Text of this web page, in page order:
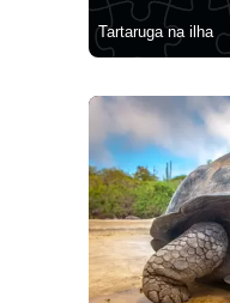
Tartaruga na ilha